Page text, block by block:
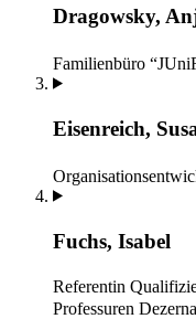
Dragowsky,
Familienbüro
Eisenreich,
Fuchs, Isabel
Referentin
Professuren